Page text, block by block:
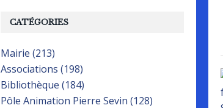
CATÉGORIES
Mairie (213)
Associations (198)
Bibliothèque (184)
Pôle Animation Pierre Sevin (128)